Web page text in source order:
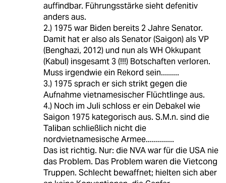
auffindbar. Führungsstärke sieht defenitiv
anders aus.
2.) 1975 war Biden bereits 2 Jahre Senator.
Damit hat er also als Senator (Saigon) als VP
(Benghazi, 2012) und nun als WH Okkupant
(Kabul) insgesamt 3 (!!!) Botschaften verloren.
Muss irgendwie ein Rekord sein.........
3.) 1975 sprach er sich strikt gegen die
Aufnahme vietnamesischer Flüchtlinge aus.
4.) Noch im Juli schloss er ein Debakel wie
Saigon 1975 kategorisch aus. S.M.n. sind die
Taliban schließlich nicht die
nordvietnamesische Armee..............
Das ist richtig. Nur: die NVA war für die USA nie
das Problem. Das Problem waren die Vietcong
Truppen. Schlecht bewaffnet; hielten sich aber